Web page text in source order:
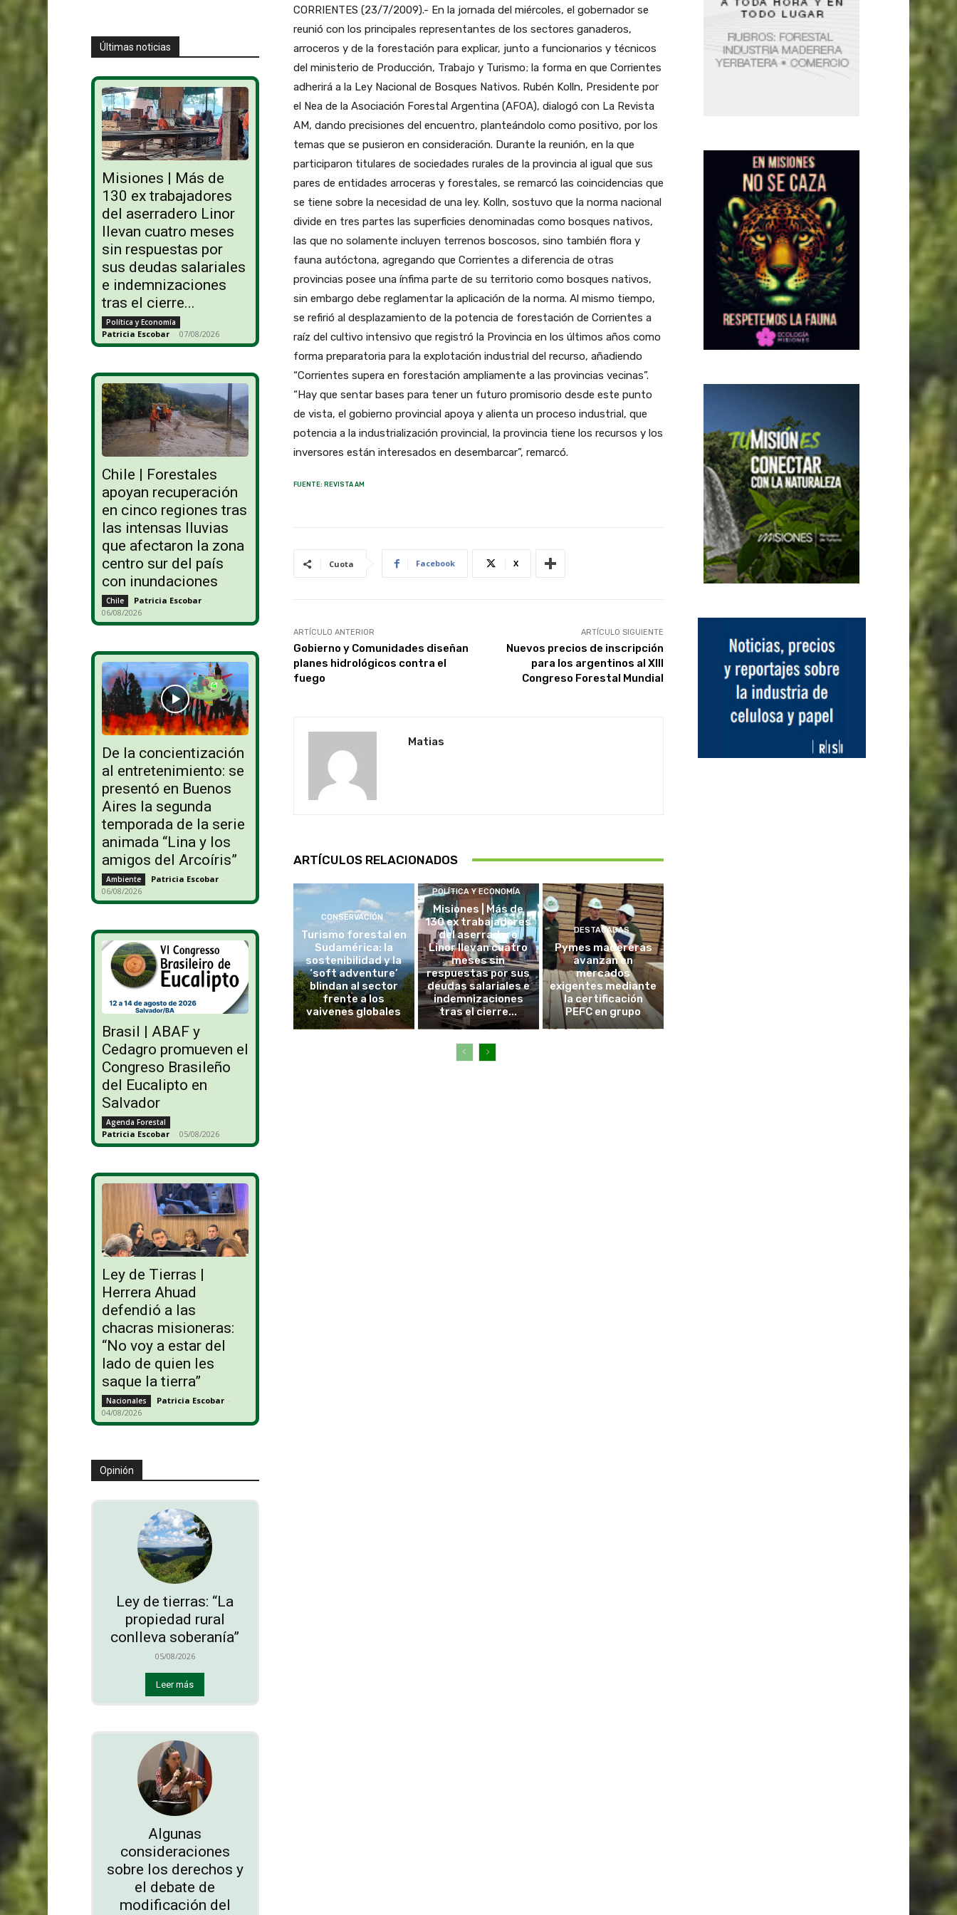
Últimas noticias
Misiones | Más de
130 ex trabajadores
del aserradero Linor
llevan cuatro meses
sin respuestas por
sus deudas salariales
e indemnizaciones
tras el cierre...
Política y Economía
Patricia Escobar - 07/08/2026
Chile | Forestales
apoyan recuperación
en cinco regiones tras
las intensas lluvias
que afectaron la zona
centro sur del país
con inundaciones
Chile Patricia Escobar -
06/08/2026
De la concientización
al entretenimiento: se
presentó en Buenos
Aires la segunda
temporada de la serie
animada “Lina y los
amigos del Arcoíris”
Ambiente Patricia Escobar -
06/08/2026
Brasil | ABAF y
Cedagro promueven el
Congreso Brasileño
del Eucalipto en
Salvador
Agenda Forestal
Patricia Escobar - 05/08/2026
Ley de Tierras |
Herrera Ahuad
defendió a las
chacras misioneras:
“No voy a estar del
lado de quien les
saque la tierra”
Nacionales Patricia Escobar -
04/08/2026
Opinión
Ley de tierras: “La
propiedad rural
conlleva soberanía”
05/08/2026
Leer más
Algunas
consideraciones
sobre los derechos y
el debate de
modificación del
CORRIENTES (23/7/2009).- En la jornada del miércoles, el gobernador se
reunió con los principales representantes de los sectores ganaderos,
arroceros y de la forestación para explicar, junto a funcionarios y técnicos
del ministerio de Producción, Trabajo y Turismo; la forma en que Corrientes
adherirá a la Ley Nacional de Bosques Nativos. Rubén Kolln, Presidente por
el Nea de la Asociación Forestal Argentina (AFOA), dialogó con La Revista
AM, dando precisiones del encuentro, planteándolo como positivo, por los
temas que se pusieron en consideración. Durante la reunión, en la que
participaron titulares de sociedades rurales de la provincia al igual que sus
pares de entidades arroceras y forestales, se remarcó las coincidencias que
se tiene sobre la necesidad de una ley. Kolln, sostuvo que la norma nacional
divide en tres partes las superficies denominadas como bosques nativos,
las que no solamente incluyen terrenos boscosos, sino también flora y
fauna autóctona, agregando que Corrientes a diferencia de otras
provincias posee una ínfima parte de su territorio como bosques nativos,
sin embargo debe reglamentar la aplicación de la norma. Al mismo tiempo,
se refirió al desplazamiento de la potencia de forestación de Corrientes a
raíz del cultivo intensivo que registró la Provincia en los últimos años como
forma preparatoria para la explotación industrial del recurso, añadiendo
“Corrientes supera en forestación ampliamente a las provincias vecinas”.
“Hay que sentar bases para tener un futuro promisorio desde este punto
de vista, el gobierno provincial apoya y alienta un proceso industrial, que
potencia a la industrialización provincial, la provincia tiene los recursos y los
inversores están interesados en desembarcar”, remarcó.
FUENTE: REVISTA AM
Cuota Facebook X
ARTÍCULO ANTERIOR
Gobierno y Comunidades diseñan
planes hidrológicos contra el
fuego
ARTÍCULO SIGUIENTE
Nuevos precios de inscripción
para los argentinos al XIII
Congreso Forestal Mundial
Matias
ARTÍCULOS RELACIONADOS
CONSERVACIÓN
Turismo forestal en
Sudamérica: la
sostenibilidad y la
‘soft adventure’
blindan al sector
frente a los
vaivenes globales
POLÍTICA Y ECONOMÍA
Misiones | Más de
130 ex trabajadores
del aserradero
Linor llevan cuatro
meses sin
respuestas por sus
deudas salariales e
indemnizaciones
tras el cierre...
DESTACADAS
Pymes madereras
avanzan en
mercados
exigentes mediante
la certificación
PEFC en grupo